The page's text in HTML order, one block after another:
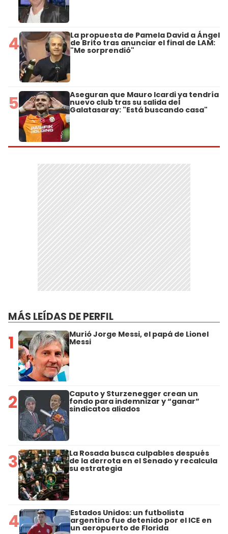
4 La propuesta de Pamela David a Ángel
de Brito tras anunciar el final de LAM:
"Me sorprendió"
5 Aseguran que Mauro Icardi ya tendría
nuevo club tras su salida del
Galatasaray: "Está buscando casa"
MÁS LEÍDAS DE PERFIL
1 Murió Jorge Messi, el papá de Lionel
Messi
2 Caputo y Sturzenegger crean un
fondo para indemnizar y “ganar”
sindicatos aliados
3 La Rosada busca culpables después
de la derrota en el Senado y recalcula
su estrategia
4 Estados Unidos: un futbolista
argentino fue detenido por el ICE en
un aeropuerto de Florida